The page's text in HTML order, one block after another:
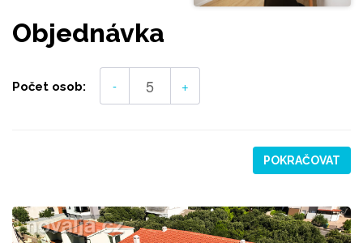
Objednávka
Počet osob: - +
POKRAČOVAT